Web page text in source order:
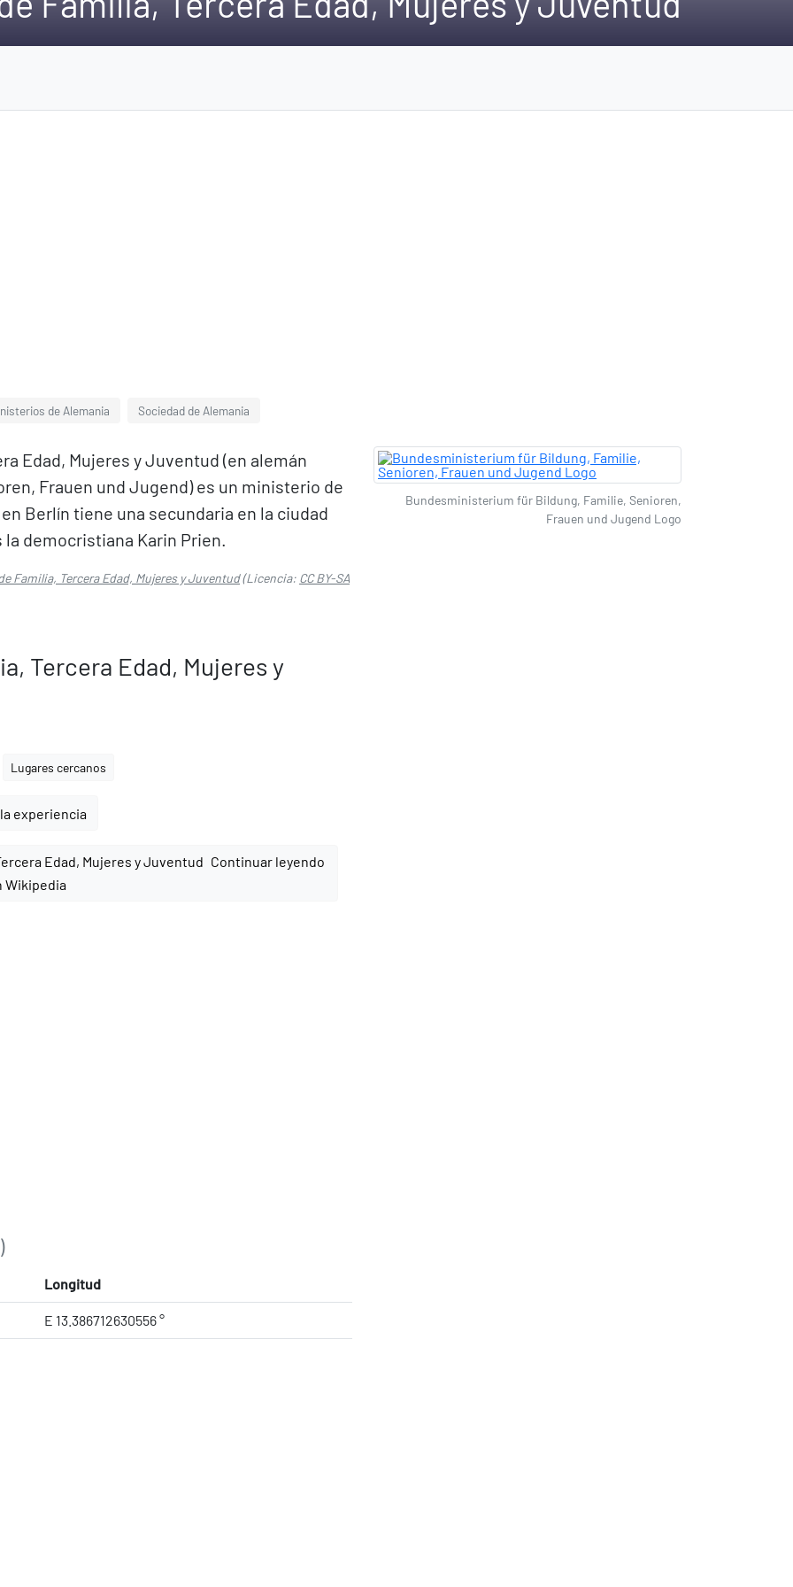
de Alemania Sociedad de Alemania
Edad, Mujeres y Juventud (en alemán
Frauen und Jugend) es un ministerio de
Berlín tiene una secundaria en la ciudad
democristiana Karin Prien.
Familia, Tercera Edad, Mujeres y Juventud(Licencia: CC BY-SA
Tercera Edad, Mujeres y
Lugares cercanos
experiencia
Continuar leyendo
Wikipedia
Longitud
E 13.386712630556 °
Bundesministerium für Bildung, Familie, Senioren,
Frauen und Jugend Logo